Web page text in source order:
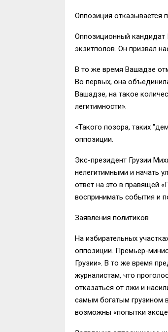
Оппозиция отказывается
Оппозиционный кандидат
экзитполов. Он призвал
В то же время Вашадзе
Во первых, она
Вашадзе, на такое
легитимности».
«Такого позора, таких
оппозиции.
Экс-президент Грузии
нелегитимными и начать
ответ на это в правящей
воспринимать события и
Заявления политиков
На избирательных
оппозиции. Премьер-
Грузии». В то же время
журналистам, что
отказаться от лжи и
самым богатым грузином
возможны «попытки